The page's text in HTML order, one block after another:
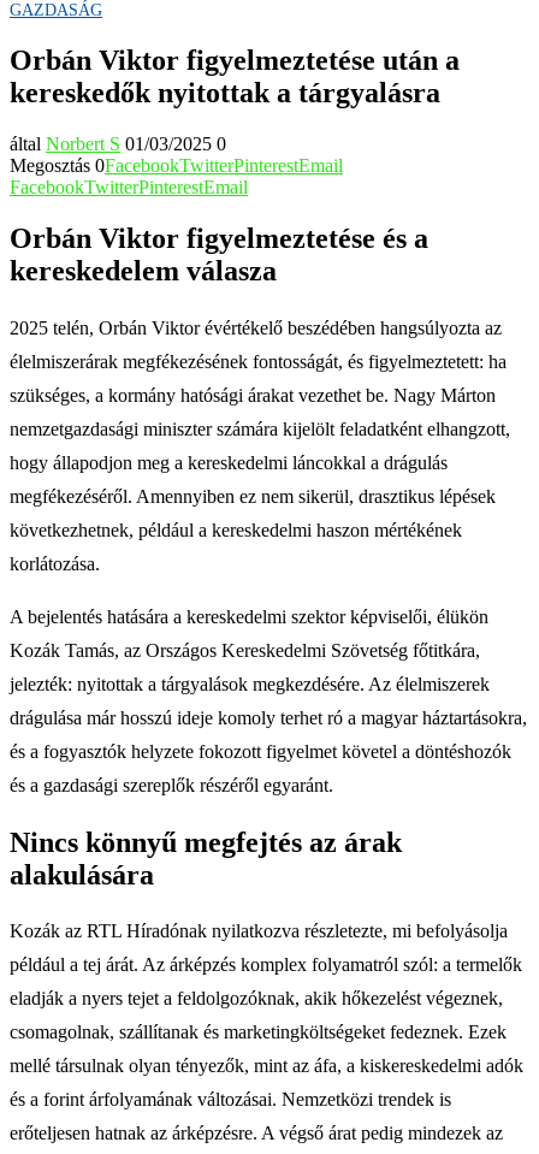
GAZDASÁG
Orbán Viktor figyelmeztetése után a
kereskedők nyitottak a tárgyalásra
által Norbert S 01/03/2025 0
Megosztás 0FacebookTwitterPinterestEmail
FacebookTwitterPinterestEmail
Orbán Viktor figyelmeztetése és a
kereskedelem válasza
2025 telén, Orbán Viktor évértékelő beszédében hangsúlyozta az
élelmiszerárak megfékezésének fontosságát, és figyelmeztetett: ha
szükséges, a kormány hatósági árakat vezethet be. Nagy Márton
nemzetgazdasági miniszter számára kijelölt feladatként elhangzott,
hogy állapodjon meg a kereskedelmi láncokkal a drágulás
megfékezéséről. Amennyiben ez nem sikerül, drasztikus lépések
következhetnek, például a kereskedelmi haszon mértékének
korlátozása.
A bejelentés hatására a kereskedelmi szektor képviselői, élükön
Kozák Tamás, az Országos Kereskedelmi Szövetség főtitkára,
jelezték: nyitottak a tárgyalások megkezdésére. Az élelmiszerek
drágulása már hosszú ideje komoly terhet ró a magyar háztartásokra,
és a fogyasztók helyzete fokozott figyelmet követel a döntéshozók
és a gazdasági szereplők részéről egyaránt.
Nincs könnyű megfejtés az árak
alakulására
Kozák az RTL Híradónak nyilatkozva részletezte, mi befolyásolja
például a tej árát. Az árképzés komplex folyamatról szól: a termelők
eladják a nyers tejet a feldolgozóknak, akik hőkezelést végeznek,
csomagolnak, szállítanak és marketingköltségeket fedeznek. Ezek
mellé társulnak olyan tényezők, mint az áfa, a kiskereskedelmi adók
és a forint árfolyamának változásai. Nemzetközi trendek is
erőteljesen hatnak az árképzésre. A végső árat pedig mindezek az